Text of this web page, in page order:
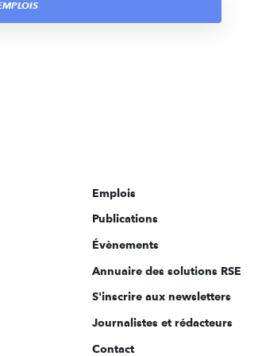
Emplois
Publications
Évènements
Annuaire des solutions RSE
S'inscrire aux newsletters
Journalistes et rédacteurs
Contact